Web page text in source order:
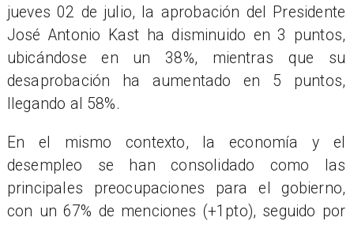
jueves 02 de julio, la aprobación del Presidente
José Antonio Kast ha disminuido en 3 puntos,
ubicándose en un 38%, mientras que su
desaprobación ha aumentado en 5 puntos,
llegando al 58%.
En el mismo contexto, la economía y el
desempleo se han consolidado como las
principales preocupaciones para el gobierno,
con un 67% de menciones (+1pto), seguido por